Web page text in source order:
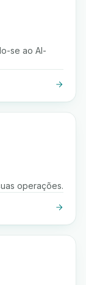
se ao Al-
operações.